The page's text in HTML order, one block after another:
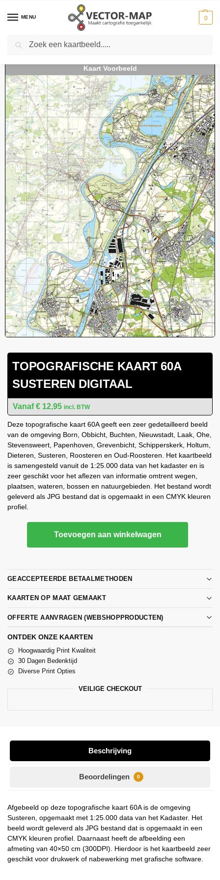
MENU 0
Home Kaarten - Topografische kaarten
TOPOGRAFISCHE KAART 60A
SUSTEREN DIGITAAL
€ 12,95 incl. BTW
Deze topografische kaart 60A geeft een zeer gedetailleerd beeld
van de omgeving Born, Obbicht, Buchten, Nieuwstadt, Laak, Ohe,
Stevensweert, Papenhoven, Grevenbicht, Schipperskerk, Holtum,
Dieteren, Susteren, Roosteren en Oud-Roosteren. Het kaartbeeld
is samengesteld vanuit de 1:25.000 data van het kadaster en is
zeer geschikt voor het aflezen van informatie omtrent wegen,
plaatsen, wateren, bossen en natuurgebieden. Het bestand wordt
geleverd als JPG bestand dat is opgemaakt in een CMYK kleuren
profiel.
Toevoegen aan winkelwagen
GEACCEPTEERDE BETAALMETHODEN
KAARTEN OP MAAT GEMAAKT
OFFERTE AANVRAGEN (WEBSHOPPRODUCTEN)
ONTDEK ONZE KAARTEN
Hoogwaardig Print Kwaliteit
30 Dagen Bedenktijd
Diverse Print Opties
VEILIGE CHECKOUT
Beschrijving
Beoordelingen 0
Afgebeeld op deze topografische kaart 60A is de omgeving
Susteren, opgemaakt met 1:25.000 data van het Kadaster. Het
beeld wordt geleverd als JPG bestand dat is opgemaakt in een
CMYK kleuren profiel. Daarnaast heeft de afbeelding een
afmeting van 40×50 cm (300DPI). Hierdoor is het kaartbeeld zeer
geschikt voor drukwerk of nabewerking met grafische software.